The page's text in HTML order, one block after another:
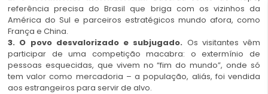
referência precisa do Brasil que briga com os vizinhos da
América do Sul e parceiros estratégicos mundo afora, como
França e China.
3. O povo desvalorizado e subjugado. Os visitantes vêm
participar de uma competição macabra: o extermínio de
pessoas esquecidas, que vivem no “fim do mundo”, onde só
tem valor como mercadoria – a população, aliás, foi vendida
aos estrangeiros para servir de alvo.